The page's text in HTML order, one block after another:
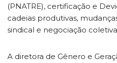
(PNATRE), certificação e
cadeias produtivas,
sindical e negociação
A diretora de Gênero e